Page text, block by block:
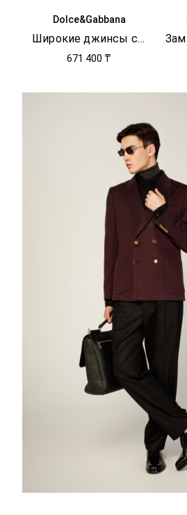
Dolce&Gabbana
Широкие джинсы с логотипом
671 400 ₸